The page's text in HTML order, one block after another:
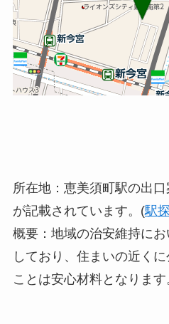
所在地：恵美須町駅の出口
が記載されています。(駅探
概要：地域の治安維持に
しており、住まいの近く
ことは安心材料となります